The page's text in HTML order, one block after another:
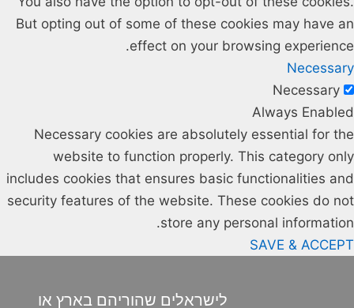
But opting out of some of these cookies may have an
effect on your browsing experience.
Necessary
Necessary
Always Enabled
Necessary cookies are absolutely essential for the
website to function properly. This category only
includes cookies that ensures basic functionalities and
security features of the website. These cookies do not
store any personal information.
SAVE & ACCEPT
לישראלים שהוריהם בארץ או